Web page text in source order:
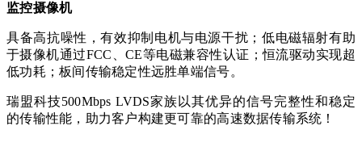
监控摄像机
具备高抗噪性，有效抑制电机与电源干扰；低电磁辐射有助
于摄像机通过FCC、CE等电磁兼容性认证；恒流驱动实现超
低功耗；板间传输稳定性远胜单端信号。
瑞盟科技500Mbps LVDS家族以其优异的信号完整性和稳定
的传输性能，助力客户构建更可靠的高速数据传输系统！